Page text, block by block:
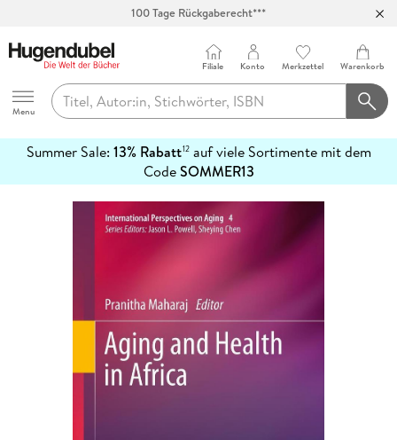
100 Tage Rückgaberecht***
Hugendubel
Menu
Filiale Konto Merkzettel Warenkorb
Summer Sale: 13% Rabatt12auf viele Sortimente mit dem
CodeSOMMER13
erfahren